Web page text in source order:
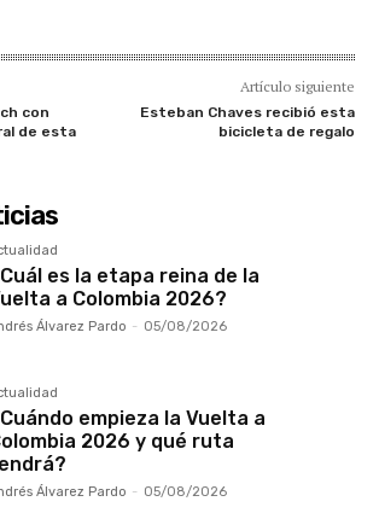
con
de esta
Artículo siguiente
Esteban Chaves recibió esta
bicicleta de regalo
es la etapa reina de la
a Colombia 2026?
Álvarez Pardo - 05/08/2026
empieza la Vuelta a
2026 y qué ruta
Álvarez Pardo - 05/08/2026